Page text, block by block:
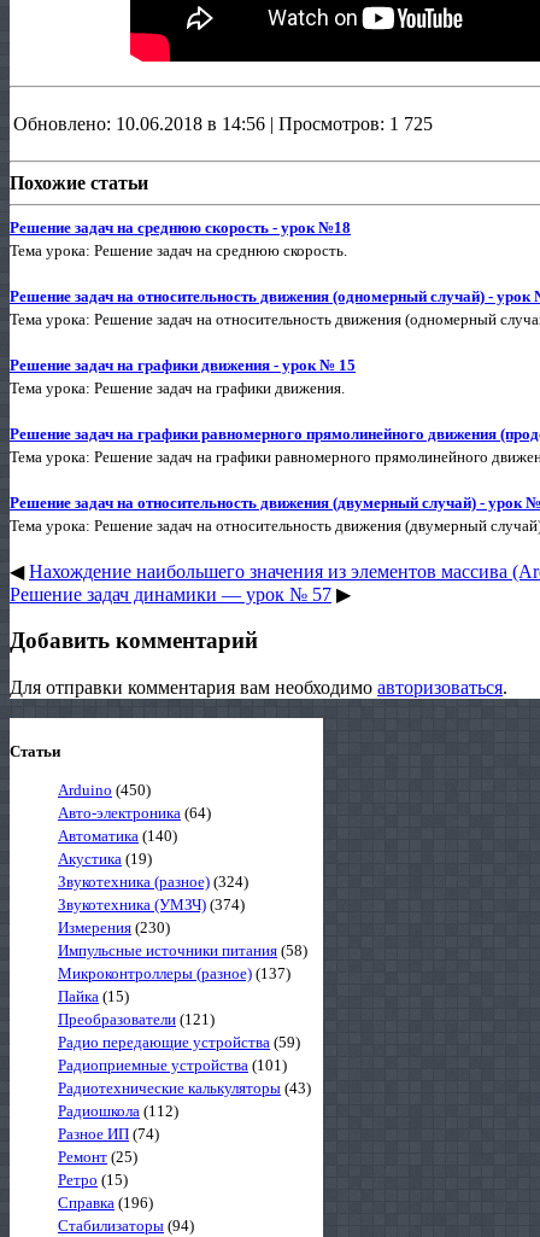
Обновлено: 10.06.2018 в 14:56 | Просмотров: 1 725
Похожие статьи
Решение задач на среднюю скорость - урок №18
Тема урока: Решение задач на среднюю скорость.
Решение задач на относительность движения (одномерный случай) - урок
Тема урока: Решение задач на относительность движения (одномерный
Решение задач на графики движения - урок № 15
Тема урока: Решение задач на графики движения.
Решение задач на графики равномерного прямолинейного движения
Тема урока: Решение задач на графики равномерного прямолинейного
Решение задач на относительность движения (двумерный случай) - урок
Тема урока: Решение задач на относительность движения (двумерный
◀Нахождение наибольшего значения из элементов массива
Решение задач динамики — урок № 57 ▶
Добавить комментарий
Для отправки комментария вам необходимо авторизоваться.
Статьи
Arduino (450)
Авто-электроника (64)
Автоматика (140)
Акустика (19)
Звукотехника (разное) (324)
Звукотехника (УМЗЧ) (374)
Измерения (230)
Импульсные источники питания (58)
Микроконтроллеры (разное) (137)
Пайка (15)
Преобразователи (121)
Радио передающие устройства (59)
Радиоприемные устройства (101)
Радиотехнические калькуляторы (43)
Радиошкола (112)
Разное ИП (74)
Ремонт (25)
Ретро (15)
Справка (196)
Стабилизаторы (94)